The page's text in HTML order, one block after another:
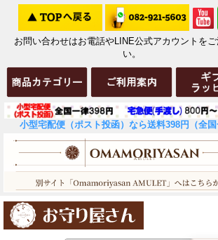
お問い合わせはお電話やLINE公式アカウントをご
い。
小型宅配便（ポスト投函）なら送料398円（全国